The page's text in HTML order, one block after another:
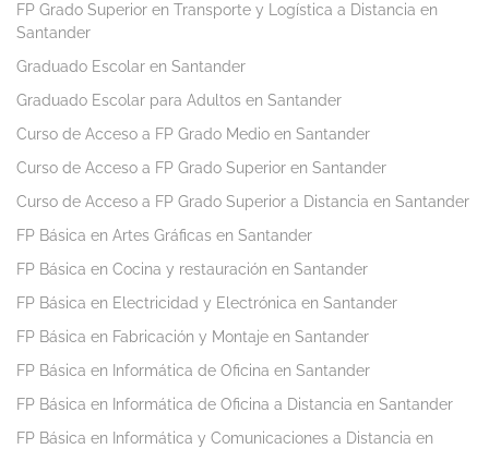
FP Grado Superior en Transporte y Logística a Distancia en
Santander
Graduado Escolar en Santander
Graduado Escolar para Adultos en Santander
Curso de Acceso a FP Grado Medio en Santander
Curso de Acceso a FP Grado Superior en Santander
Curso de Acceso a FP Grado Superior a Distancia en Santander
FP Básica en Artes Gráficas en Santander
FP Básica en Cocina y restauración en Santander
FP Básica en Electricidad y Electrónica en Santander
FP Básica en Fabricación y Montaje en Santander
FP Básica en Informática de Oficina en Santander
FP Básica en Informática de Oficina a Distancia en Santander
FP Básica en Informática y Comunicaciones a Distancia en